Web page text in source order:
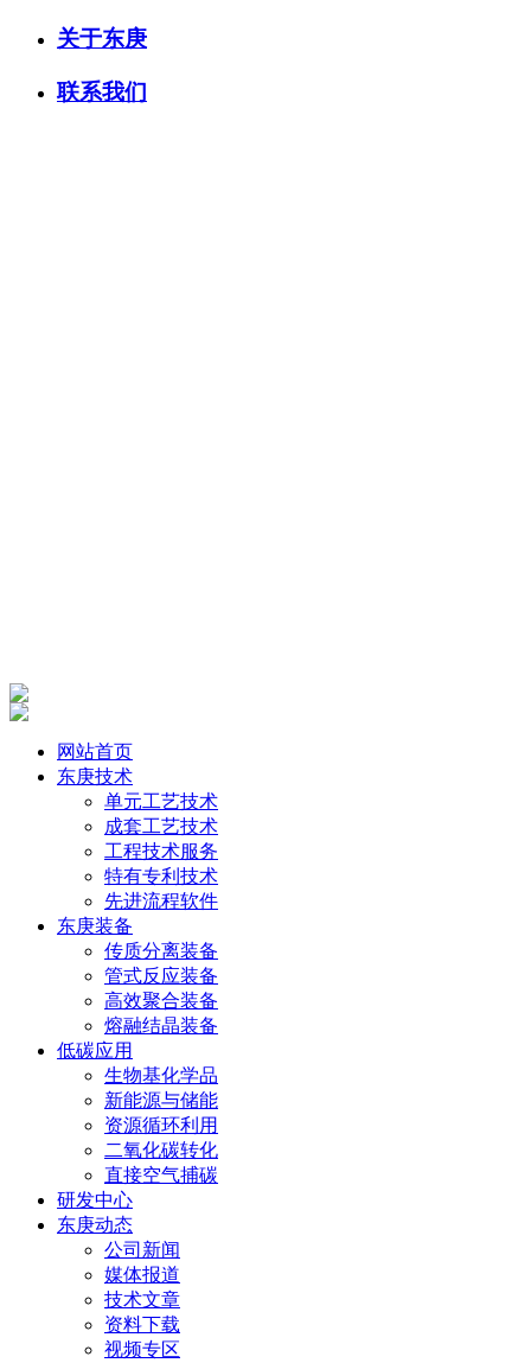
关于东庚
联系我们
网站首页
东庚技术
单元工艺技术
成套工艺技术
工程技术服务
特有专利技术
先进流程软件
东庚装备
传质分离装备
管式反应装备
高效聚合装备
熔融结晶装备
低碳应用
生物基化学品
新能源与储能
资源循环利用
二氧化碳转化
直接空气捕碳
研发中心
东庚动态
公司新闻
媒体报道
技术文章
资料下载
视频专区